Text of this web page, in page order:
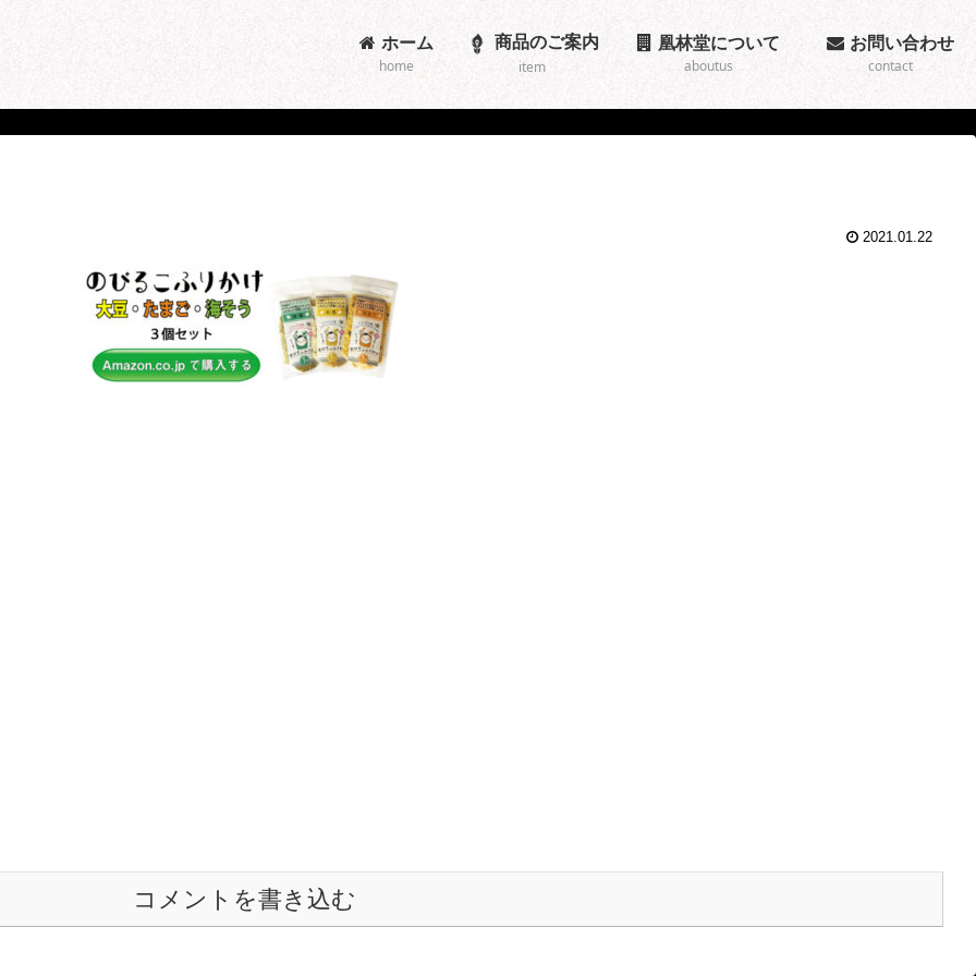
ホーム
home
商品のご案内
item
凰林堂について
aboutus
お問い合わせ
contact
2021.01.22
コメントを書き込む